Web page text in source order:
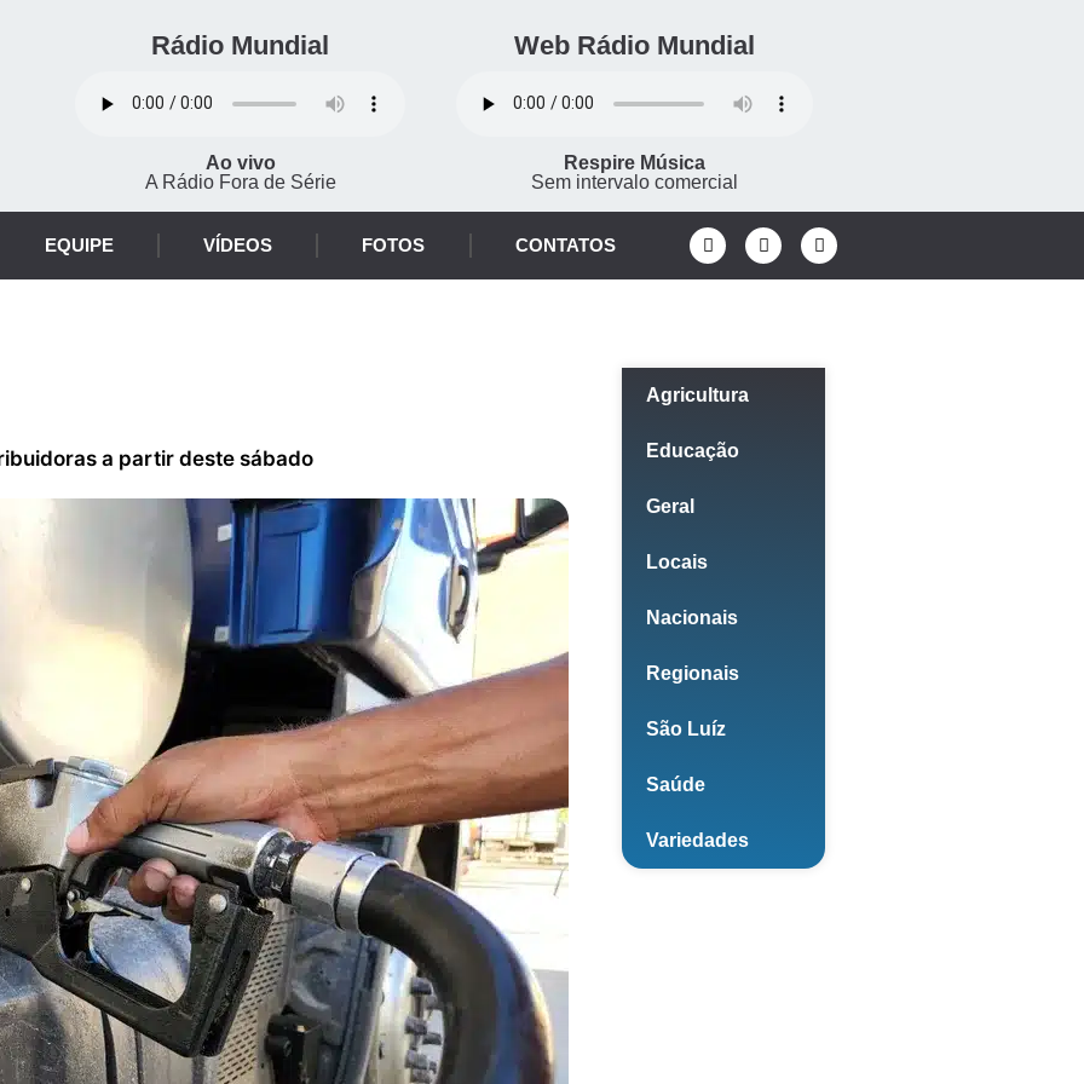
Rádio Mundial
Ao vivo
A Rádio Fora de Série
Web Rádio Mundial
Respire Música
Sem intervalo comercial
EQUIPE VÍDEOS FOTOS CONTATOS
a partir deste sábado
Agricultura
Educação
Geral
Locais
Nacionais
Regionais
São Luíz
Saúde
Variedades